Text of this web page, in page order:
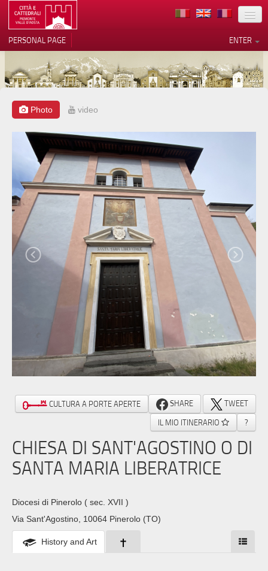
LOCATION
ARCHITECTURE
MUSEUMS
ITINERARIES
EVENTS
HOST
VOLUNTEERS
CONTACTS
PRESS
ENTER
PERSONAL PAGE
Photo video
CULTURA A PORTE APERTE SHARE
TWEET
IL MIO ITINERARIO
?
CHIESA DI SANT'AGOSTINO O DI
SANTA MARIA LIBERATRICE
Diocesi di Pinerolo ( sec. XVII )
Via Sant'Agostino, 10064 Pinerolo (TO)
History and Art
Notice at collection
Your Privacy Choices